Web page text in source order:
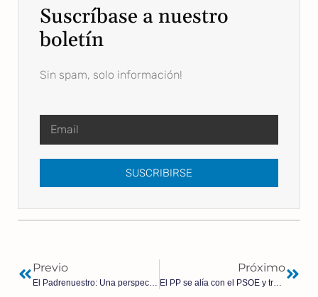
Suscríbase a nuestro
boletín
Sin spam, solo información!
SUSCRIBIRSE
Previo
El Padrenuestro: Una perspectiva religiosa, sociológica y humana de la oración que conmueve al mundo | Albert Mesa Rey
Próximo
El PP se alía con el PSOE y traiciona la defensa de la vida en Aragón